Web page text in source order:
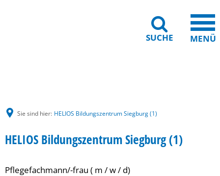
SUCHE MENÜ
Sie sind hier: HELIOS Bildungszentrum Siegburg (1)
HELIOS Bildungszentrum Siegburg (1)
Pflegefachmann/-frau ( m / w / d)